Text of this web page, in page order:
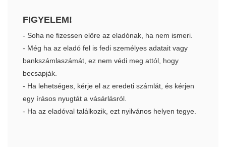
FIGYELEM!
- Soha ne fizessen előre az eladónak, ha nem ismeri.
- Még ha az eladó fel is fedi személyes adatait vagy
bankszámlaszámát, ez nem védi meg attól, hogy
becsapják.
- Ha lehetséges, kérje el az eredeti számlát, és kérjen
egy írásos nyugtát a vásárlásról.
- Ha az eladóval találkozik, ezt nyilvános helyen tegye.